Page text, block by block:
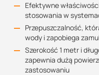
Efektywne
stosowania w
Przepuszczalność,
wody i zapobiega
Szerokość 1 metr i
zapewnia dużą
zastosowaniu